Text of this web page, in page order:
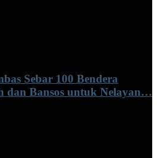
Sebar 100 Bendera
dan Bansos untuk Nelayan…